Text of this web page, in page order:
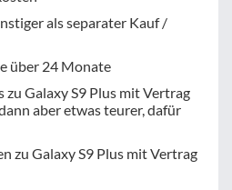
als separater Kauf /
über 24 Monate
Galaxy S9 Plus mit Vertrag
aber etwas teurer, dafür
zu Galaxy S9 Plus mit Vertrag